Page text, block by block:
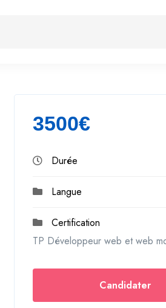
3500€
Durée
Langue
Certification
TP Développeur web et web
Candidater